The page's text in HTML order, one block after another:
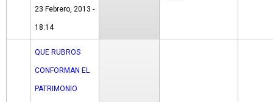
23 Febrero, 2013 -
18:14
QUE RUBROS
CONFORMAN EL
PATRIMONIO